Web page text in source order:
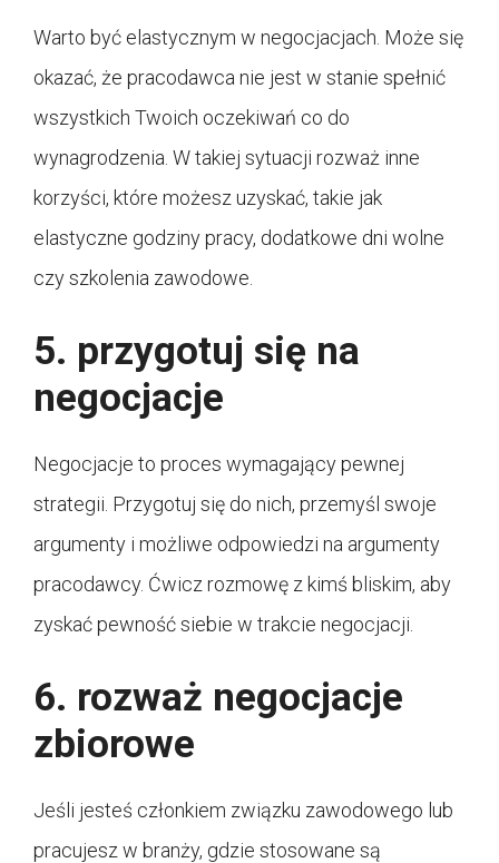
Warto być elastycznym w negocjacjach. Może się
okazać, że pracodawca nie jest w stanie spełnić
wszystkich Twoich oczekiwań co do
wynagrodzenia. W takiej sytuacji rozważ inne
korzyści, które możesz uzyskać, takie jak
elastyczne godziny pracy, dodatkowe dni wolne
czy szkolenia zawodowe.
5. przygotuj się na
negocjacje
Negocjacje to proces wymagający pewnej
strategii. Przygotuj się do nich, przemyśl swoje
argumenty i możliwe odpowiedzi na argumenty
pracodawcy. Ćwicz rozmowę z kimś bliskim, aby
zyskać pewność siebie w trakcie negocjacji.
6. rozważ negocjacje
zbiorowe
Jeśli jesteś członkiem związku zawodowego lub
pracujesz w branży, gdzie stosowane są